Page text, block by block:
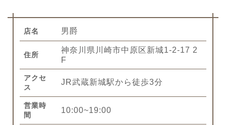
店名 男爵
住所
神奈川県川崎市中原区新城1-2-17 2
F
アクセ
ス
JR武蔵新城駅から徒歩3分
営業時
間
10:00~19:00